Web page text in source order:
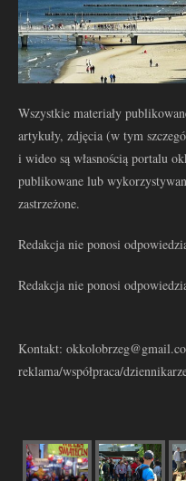
Wszystkie materiały
artykuły, zdjęcia (w tym
i wideo są własnością portalu
publikowane lub
zastrzeżone.
Redakcja nie ponosi
Redakcja nie ponosi
Kontakt:
reklama/współpraca/